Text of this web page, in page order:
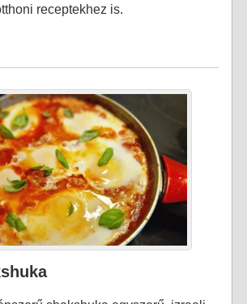
receptekhez is.